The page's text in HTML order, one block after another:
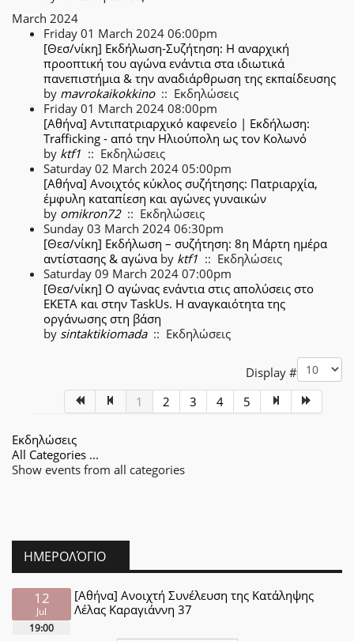
March 2024
Friday 01 March 2024 06:00pm
[Θεσ/νίκη] Εκδήλωση-Συζήτηση: Η αναρχική
προοπτική του αγώνα ενάντια στα ιδιωτικά
πανεπιστήμια & την αναδιάρθρωση της εκπαίδευσης
by mavrokaikokkino:: Εκδηλώσεις
Friday 01 March 2024 08:00pm
[Αθήνα] Αντιπατριαρχικό καφενείο | Εκδήλωση:
Trafficking - από την Ηλιούπολη ως τον Κολωνό
by ktf1 :: Εκδηλώσεις
Saturday 02 March 2024 05:00pm
[Αθήνα] Ανοιχτός κύκλος συζήτησης: Πατριαρχία,
έμφυλη καταπίεση και αγώνες γυναικών
by omikron72:: Εκδηλώσεις
Sunday 03 March 2024 06:30pm
[Θεσ/νίκη] Εκδήλωση – συζήτηση: 8η Μάρτη ημέρα
αντίστασης & αγώνα by ktf1 :: Εκδηλώσεις
Saturday 09 March 2024 07:00pm
[Θεσ/νίκη] Ο αγώνας ενάντια στις απολύσεις στο
ΕΚΕΤΑ και στην TaskUs. Η αναγκαιότητα της
οργάνωσης στη βάση
by sintaktikiomada:: Εκδηλώσεις
Display #
1
2 3 4 5
Εκδηλώσεις
All Categories ...
Show events from all categories
ΗΜΕΡΟΛΌΓΙΟ
12
Jul
19:00
[Αθήνα] Ανοιχτή Συνέλευση της Κατάληψης
Λέλας Καραγιάννη 37